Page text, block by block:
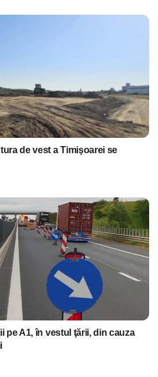
de vest a Timişoarei se
pe A1, în vestul ţării, din cauza